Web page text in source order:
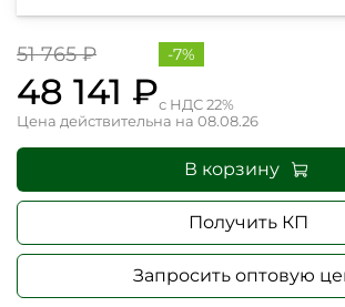
51 765 ₽
48 141 ₽
Цена действительна на 08.08.26
с НДС 22%
-7%
В корзину
Получить КП
Запросить оптовую